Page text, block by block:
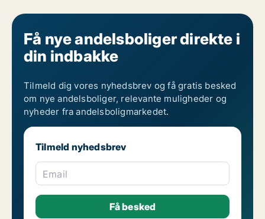
Få nye andelsboliger direkte i
din indbakke
Tilmeld dig vores nyhedsbrev og få gratis besked
om nye andelsboliger, relevante muligheder og
nyheder fra andelsboligmarkedet.
Tilmeld nyhedsbrev
Email